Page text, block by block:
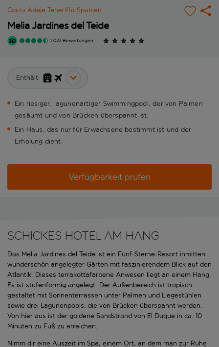
Costa Adeje Teneriffa Spanien
Melia Jardines del Teide
1.022 Bewertungen
Enthält:
Ein riesiger, lagunenartiger Swimmingpool, der von Palmen
gesäumt und von Brücken überspannt ist.
Ein Haus, das nur für Erwachsene bestimmt ist und der
Erholung dient.
Verfügbarkeit prüfen
Schickes Hotel am Hang
Das Melia Jardines del Teide ist ein Fünf-Sterne-Resort inmitten
wunderschön angelegter Gärten mit faszinierendem Blick auf den
Atlantik. Dieses terrakottafarbene Anwesen liegt an einem Hang.
Es ist stufenförmig angelegt. Der Außenbereich ist tropisch
gestaltet mit Sonnenterrassen unter Palmen und Liegestühlen
sowie drei Lagunenpools, die von Brücken überspannt werden.
Von hier aus ist der goldene Sandstrand von El Duque in ca. 10
Minuten zu Fuß zu erreichen.
Nimm dir eine Auszeit im Spa, einem Ort, an dem man zur Ruhe